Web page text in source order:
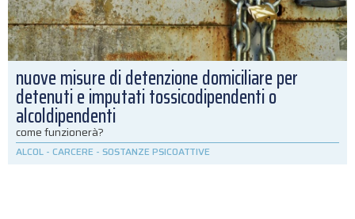
nuove misure di detenzione domiciliare per
detenuti e imputati tossicodipendenti o
alcoldipendenti
come funzionerà?
ALCOL - CARCERE - SOSTANZE PSICOATTIVE